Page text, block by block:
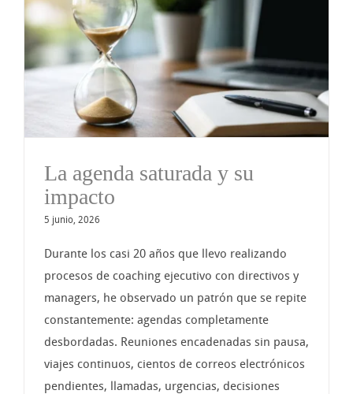
La agenda saturada y su
impacto
5 junio, 2026
Durante los casi 20 años que llevo realizando
procesos de coaching ejecutivo con directivos y
managers, he observado un patrón que se repite
constantemente: agendas completamente
desbordadas. Reuniones encadenadas sin pausa,
viajes continuos, cientos de correos electrónicos
pendientes, llamadas, urgencias, decisiones